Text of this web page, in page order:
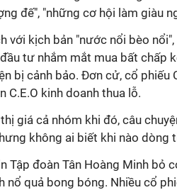
đế", "những cơ hội làm giàu
với kịch bản "nước nổi bèo
tư nhắm mắt mua bất chấp
bị cảnh bảo. Đơn cử, cổ phiếu
C.E.O kinh doanh thua lỗ.
giá cả nhóm khi đó, câu
không ai biết khi nào dòng
Tập đoàn Tân Hoàng Minh bỏ
nổ quả bong bóng. Nhiều cổ